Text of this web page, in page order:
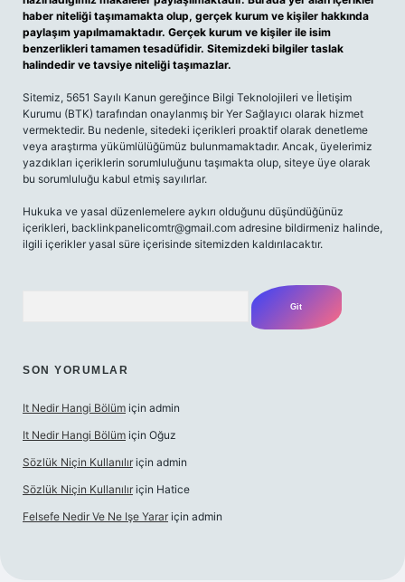
haber niteliği taşımamakta olup, gerçek kurum ve kişiler hakkında
paylaşım yapılmamaktadır. Gerçek kurum ve kişiler ile isim
benzerlikleri tamamen tesadüfidir. Sitemizdeki bilgiler taslak
halindedir ve tavsiye niteliği taşımazlar.
Sitemiz, 5651 Sayılı Kanun gereğince Bilgi Teknolojileri ve İletişim
Kurumu (BTK) tarafından onaylanmış bir Yer Sağlayıcı olarak hizmet
vermektedir. Bu nedenle, sitedeki içerikleri proaktif olarak denetleme
veya araştırma yükümlülüğümüz bulunmamaktadır. Ancak, üyelerimiz
yazdıkları içeriklerin sorumluluğunu taşımakta olup, siteye üye olarak
bu sorumluluğu kabul etmiş sayılırlar.
Hukuka ve yasal düzenlemelere aykırı olduğunu düşündüğünüz
içerikleri, backlinkpanelicomtr@gmail.com adresine bildirmeniz halinde,
ilgili içerikler yasal süre içerisinde sitemizden kaldırılacaktır.
SON YORUMLAR
It Nedir Hangi Bölüm için admin
It Nedir Hangi Bölüm için Oğuz
Sözlük Niçin Kullanılır için admin
Sözlük Niçin Kullanılır için Hatice
Felsefe Nedir Ve Ne Işe Yarar için admin